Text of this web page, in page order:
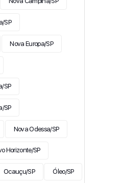
SP
Nova Europa/SP
SP
SP
Nova Odessa/SP
Horizonte/SP
Ocauçu/SP Óleo/SP